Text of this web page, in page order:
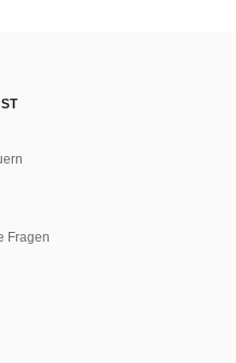
Fragen